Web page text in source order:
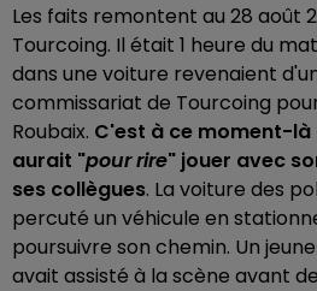
Les faits remontent au 28 août
Tourcoing. Il était 1 heure du
dans une voiture revenaient
commissariat de Tourcoing
Roubaix. C'est à ce moment-là
aurait "pour rire" jouer avec
ses collègues. La voiture des
percuté un véhicule en
poursuivre son chemin. Un
avait assisté à la scène avant